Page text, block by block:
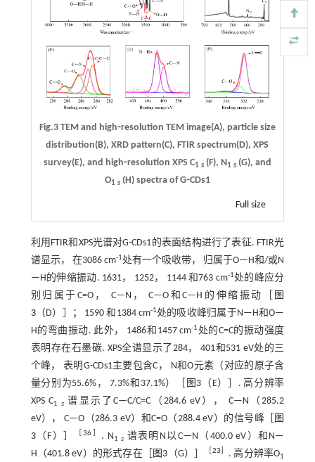
Fig.3 TEM and high⁃resolution TEM image(A), particle size
distribution(B), XRD pattern(C), FTIR spectrum(D), XPS
survey(E), and high⁃resolution XPS C1 s(F), N1 s(G), and
O1 s(H) spectra of G⁃CDs1
Full size
利用FTIR和XPS光谱对G-CDs1的表面结构进行了表征. FTIR光
谱显示， 在3086 cm-1处有一个吸收带， 归属于O—H和/或N
—H的伸缩振动. 1631， 1252， 1144 和763 cm-1处的峰应分
别归属于C=O， C—N， C—O和C—H的伸缩振动［
图
3（D）］； 1590 和1384 cm-1处的吸收峰归属于N—H和O—
H的弯曲振动. 此外， 1486和1457 cm-1处的C=C的振动强度
表明存在石墨碳. XPS全谱显示了284， 401和531 eV处的三
个峰， 表明G-CDs1主要包含C， N和O元素（对应的原子含
量分别为55.6%， 7.3%和37.1%）［
图3 （E）］. 高分辨率
XPS C1 s 谱显示了C—C/C=C（284.6 eV）， C—N（285.2
eV）， C—O（286.3 eV）和C=O（288.4 eV）的信号峰［
图
3（F）］ ［36 . N1 s 谱表明N以C—N（400.0 eV）和N—
H（401.8 eV）的形式存在［
图3 （G）］ 23 . 高分辨率O1